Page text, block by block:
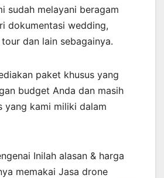
sudah melayani beragam
dokumentasi wedding,
dan lain sebagainya.
paket khusus yang
budget Anda dan masih
yang kami miliki dalam
Inilah alasan & harga
memakai Jasa drone